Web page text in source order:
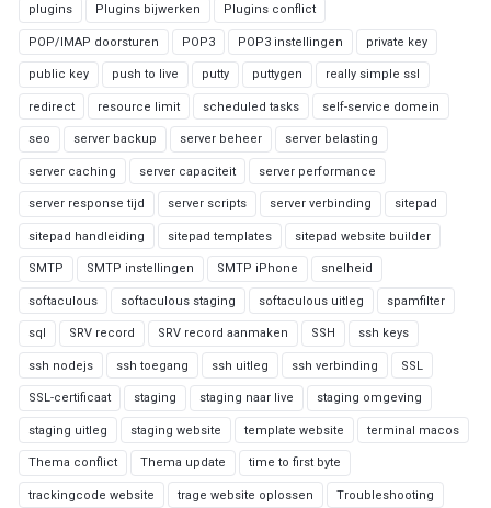
plugins Plugins bijwerken Plugins conflict
POP/IMAP doorsturen POP3 POP3 instellingen private key
public key push to live putty puttygen really simple ssl
redirect resource limit scheduled tasks self-service domein
seo server backup server beheer server belasting
server caching server capaciteit server performance
server response tijd server scripts server verbinding sitepad
sitepad handleiding sitepad templates sitepad website builder
SMTP SMTP instellingen SMTP iPhone snelheid
softaculous softaculous staging softaculous uitleg spamfilter
sql SRV record SRV record aanmaken SSH ssh keys
ssh nodejs ssh toegang ssh uitleg ssh verbinding SSL
SSL-certificaat staging staging naar live staging omgeving
staging uitleg staging website template website terminal macos
Thema conflict Thema update time to first byte
trackingcode website trage website oplossen Troubleshooting